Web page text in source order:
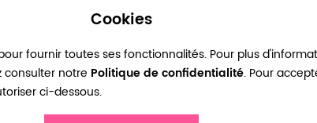
Cookies
fournir toutes ses fonctionnalités. Pour plus
consulter notre Politique de confidentialité. Pour
ci-dessous.
Ma liste d’envies Connexion Créer